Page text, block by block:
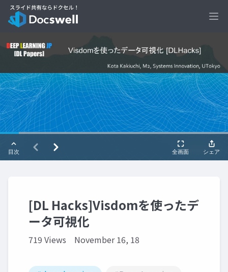
[DL Hacks]Visdomを使ったデ
ータ可視化
719 Views November 16, 18